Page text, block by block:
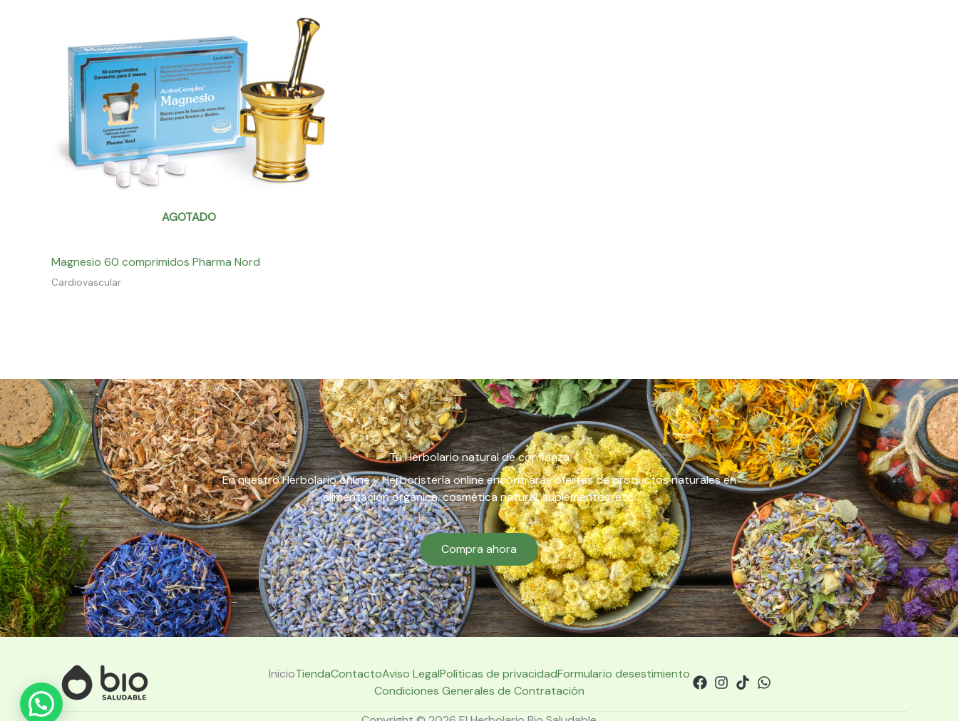
AGOTADO
Magnesio 60 comprimidos Pharma Nord
Cardiovascular
Tu Herbolario natural de confianza
En nuestro Herbolario online y Herboristería online encontrarás ofertas de productos naturales en
alimentación orgánica, cosmética natural, suplementos, etc.
Compra ahora
InicioTiendaContactoAviso LegalPolíticas de privacidadFormulario desestimiento
Condiciones Generales de Contratación